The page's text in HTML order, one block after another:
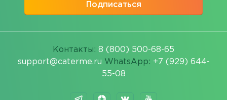
Подписаться
Контакты: 8 (800) 500-68-65
support@caterme.ru WhatsApp: +7 (929) 644-
55-08